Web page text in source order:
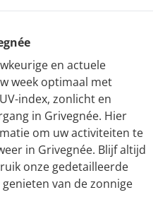
en actuele
week optimaal met
index, zonlicht en
in Grivegnée. Hier
om uw activiteiten te
in Grivegnée. Blijf altijd
onze gedetailleerde
van de zonnige